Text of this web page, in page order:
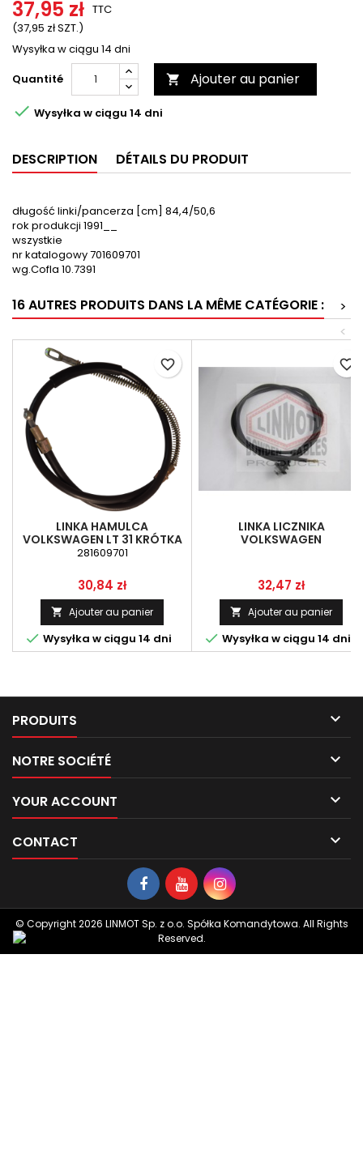
37,95 zł
(37,95 zł SZT.)
TTC
Wysyłka w ciągu 14 dni
Quantité
 Ajouter au panier
 Wysyłka w ciągu 14 dni
DESCRIPTION DÉTAILS DU PRODUIT
długość linki/pancerza [cm] 84,4/50,6
rok produkcji 1991__
wszystkie
nr katalogowy 701609701
wg.Cofla 10.7391
16 AUTRES PRODUITS DANS LA MÊME CATÉGORIE :
>
<
LINKA HAMULCA
VOLKSWAGEN LT 31 KRÓTKA
281609701
Prix
30,84 zł
 Ajouter au panier
 Wysyłka w ciągu 14 dni
favorite_border
LINKA LICZNIKA
VOLKSWAGEN
Prix
32,47 zł
 Ajouter au panier
 Wysyłka w ciągu 14 dni
favorite_border
PRODUITS 
NOTRE SOCIÉTÉ 
YOUR ACCOUNT 
CONTACT 
© Copyright 2026 LINMOT Sp. z o.o. Spółka Komandytowa. All Rights
Reserved.